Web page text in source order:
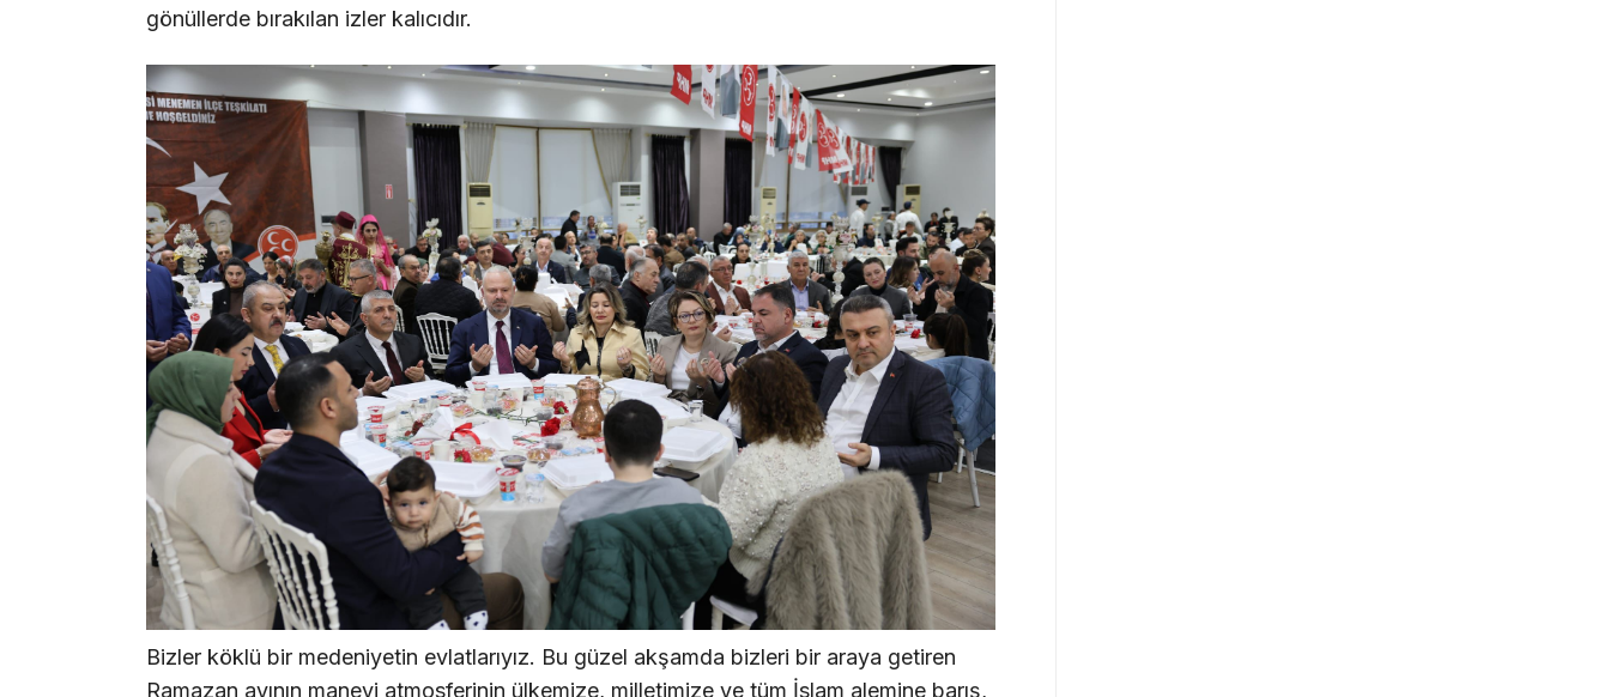
gönüllerde bırakılan izler kalıcıdır.
Bizler köklü bir medeniyetin evlatlarıyız. Bu güzel akşamda bizleri bir araya getiren
Ramazan ayının manevi atmosferinin ülkemize, milletimize ve tüm İslam alemine barış,